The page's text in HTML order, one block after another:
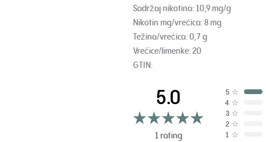
Sadržaj nikotina: 10,9 mg/g
Nikotin mg/vrećica: 8 mg
Težina/vrećica: 0,7 g
Vrećice/limenke: 20
GTIN:
5.0
1 rating
5 ☆
4 ☆
3 ☆
2 ☆
1 ☆